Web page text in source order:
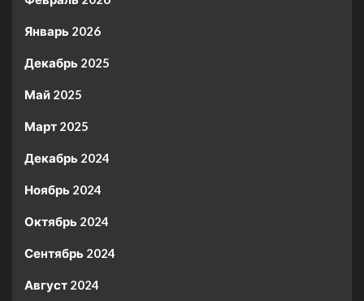
Январь 2026
Декабрь 2025
Май 2025
Март 2025
Декабрь 2024
Ноябрь 2024
Октябрь 2024
Сентябрь 2024
Август 2024